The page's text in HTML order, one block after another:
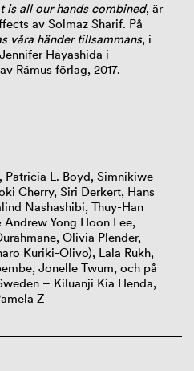
is all our hands combined, är
av Solmaz Sharif. På
våra händer tillsammans, i
Hayashida i
Rámus förlag, 2017.
Patricia L. Boyd, Simnikiwe
Cherry, Siri Derkert, Hans
Nashashibi, Thuy-Han
Yong Hoon Lee,
, Olivia Plender,
Kuriki-Olivo), Lala Rukh,
Jonelle Twum, och på
– Kiluanji Kia Henda,
Z